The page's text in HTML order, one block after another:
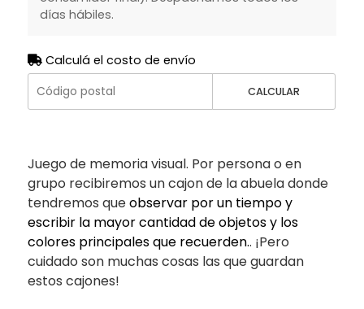
días hábiles.
Calculá el costo de envío
CALCULAR
Juego de memoria visual. Por persona o en
grupo recibiremos un cajon de la abuela donde
tendremos queobservar por un tiempo y
escribir la mayor cantidad de objetos y los
colores principales que recuerden.. ¡Pero
cuidado son muchas cosas las que guardan
estos cajones!